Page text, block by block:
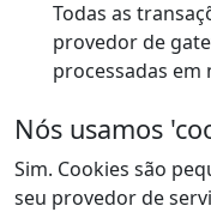
Todas as
provedor de
processadas em
Nós usamos
Sim. Cookies são
seu provedor de